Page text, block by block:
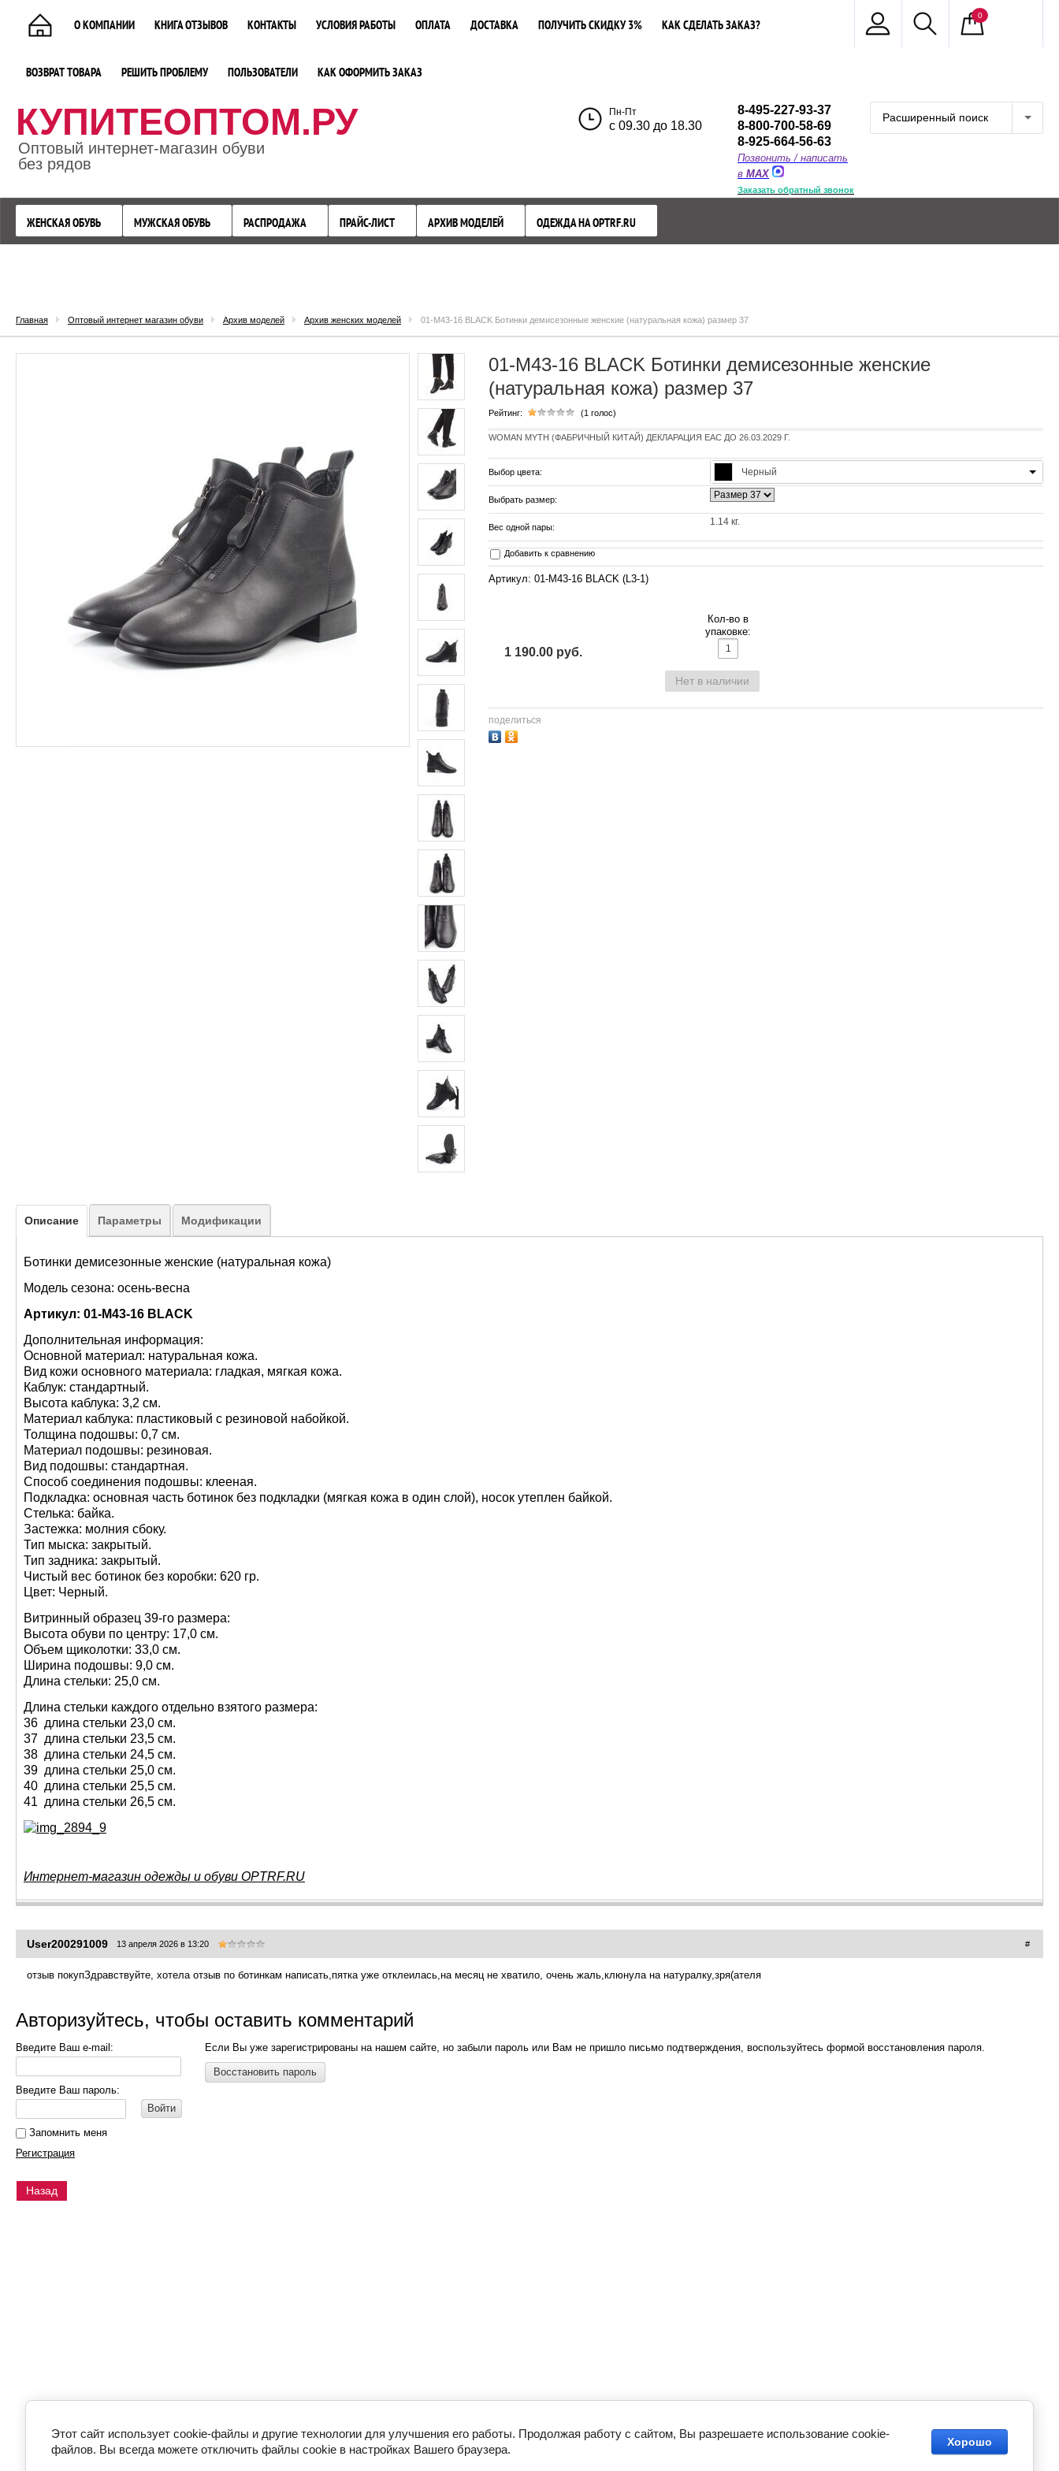
0
О КОМПАНИИ КНИГА ОТЗЫВОВ КОНТАКТЫ УСЛОВИЯ РАБОТЫ ОПЛАТА ДОСТАВКА ПОЛУЧИТЬ СКИДКУ 3% КАК СДЕЛАТЬ ЗАКАЗ?
ВОЗВРАТ ТОВАРА РЕШИТЬ ПРОБЛЕМУ ПОЛЬЗОВАТЕЛИ КАК ОФОРМИТЬ ЗАКАЗ
КУПИТЕОПТОМ.РУ
Оптовый интернет-магазин обуви
без рядов
Расширенный поиск
8-495-227-93-37
8-800-700-58-69
8-925-664-56-63
Позвонить / написать
в MAX
Заказать обратный звонок
Пн-Пт
с 09.30 до 18.30
ЖЕНСКАЯ ОБУВЬ МУЖСКАЯ ОБУВЬ РАСПРОДАЖА ПРАЙС-ЛИСТ АРХИВ МОДЕЛЕЙ ОДЕЖДА НА OPTRF.RU
Главная Оптовый интернет магазин обуви Архив моделей Архив женских моделей 01-M43-16 BLACK Ботинки демисезонные женские (натуральная кожа) размер 37
01-M43-16 BLACK Ботинки демисезонные женские
(натуральная кожа) размер 37
Рейтинг: (1 голос)
WOMAN MYTH (ФАБРИЧНЫЙ КИТАЙ) ДЕКЛАРАЦИЯ EAC ДО 26.03.2029 Г.
Выбор цвета: Черный
Выбрать размер:
Вес одной пары: 1.14 кг.
Добавить к сравнению
Артикул: 01-M43-16 BLACK (L3-1)
1 190.00 руб.
Кол-во в
упаковке:
Нет в наличии
поделиться
Описание Параметры Модификации
Ботинки демисезонные женские (натуральная кожа)
Модель сезона: осень-весна
Артикул: 01-M43-16 BLACK
Дополнительная информация:
Основной материал: натуральная кожа.
Вид кожи основного материала: гладкая, мягкая кожа.
Каблук: стандартный.
Высота каблука: 3,2 см.
Материал каблука: пластиковый с резиновой набойкой.
Толщина подошвы: 0,7 см.
Материал подошвы: резиновая.
Вид подошвы: стандартная.
Способ соединения подошвы: клееная.
Подкладка: основная часть ботинок без подкладки (мягкая кожа в один слой), носок утеплен байкой.
Стелька: байка.
Застежка: молния сбоку.
Тип мыска: закрытый.
Тип задника: закрытый.
Чистый вес ботинок без коробки: 620 гр.
Цвет: Черный.
Витринный образец 39-го размера:
Высота обуви по центру: 17,0 см.
Объем щиколотки: 33,0 см.
Ширина подошвы: 9,0 см.
Длина стельки: 25,0 см.
Длина стельки каждого отдельно взятого размера:
36 длина стельки 23,0 см.
37 длина стельки 23,5 см.
38 длина стельки 24,5 см.
39 длина стельки 25,0 см.
40 длина стельки 25,5 см.
41 длина стельки 26,5 см.
Интернет-магазин одежды и обуви OPTRF.RU
User200291009 13 апреля 2026 в 13:20 #
отзыв покупЗдравствуйте, хотела отзыв по ботинкам написать,пятка уже отклеилась,на месяц не хватило, очень жаль,клюнула на натуралку,зря(ателя
Авторизуйтесь, чтобы оставить комментарий
Введите Ваш e-mail:
Введите Ваш пароль:
Войти
Запомнить меня
Регистрация
Если Вы уже зарегистрированы на нашем сайте, но забыли пароль или Вам не пришло письмо подтверждения, воспользуйтесь формой восстановления пароля.
Восстановить пароль
Назад
Этот сайт использует cookie-файлы и другие технологии для улучшения его работы. Продолжая работу с сайтом, Вы разрешаете использование cookie-
файлов. Вы всегда можете отключить файлы cookie в настройках Вашего браузера.
Хорошо